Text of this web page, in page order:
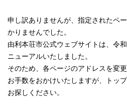
申し訳ありませんが、指定されたペ
かりませんでした。
由利本荘市公式ウェブサイトは、令
ニューアルいたしました。
そのため、各ページのアドレスを変更
お手数をおかけいたしますが、トッ
お探しください。